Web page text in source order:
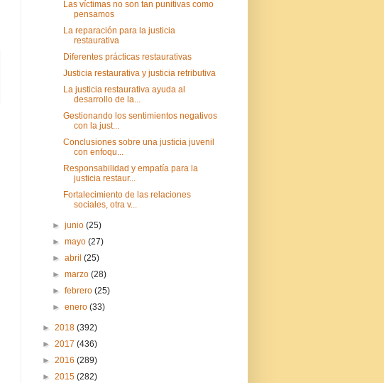
Las víctimas no son tan punitivas como
pensamos
La reparación para la justicia
restaurativa
Diferentes prácticas restaurativas
Justicia restaurativa y justicia retributiva
La justicia restaurativa ayuda al
desarrollo de la...
Gestionando los sentimientos negativos
con la just...
Conclusiones sobre una justicia juvenil
con enfoqu...
Responsabilidad y empatía para la
justicia restaur...
Fortalecimiento de las relaciones
sociales, otra v...
►junio(25)
►mayo(27)
►abril(25)
►marzo(28)
►febrero(25)
►enero(33)
► 2018 (392)
► 2017 (436)
► 2016 (289)
► 2015 (282)